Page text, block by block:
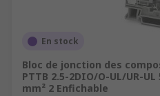
En stock
Bloc de jonction des
PTTB 2.5-2DIO/O-UL/UR-UL
mm² 2 Enfichable